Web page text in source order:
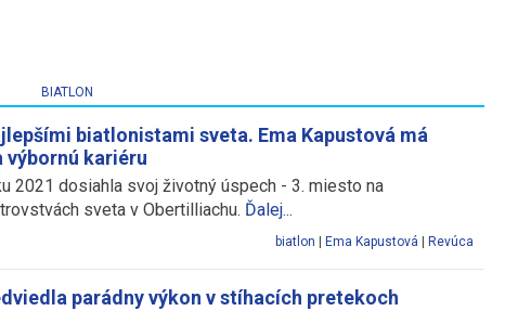
BIATLON
biatlonistami sveta. Ema Kapustová má
výbornú kariéru
2021 dosiahla svoj životný úspech - 3. miesto na
sveta v Obertilliachu. Ďalej...
biatlon Ema Kapustová Revúca
parádny výkon v stíhacích pretekoch